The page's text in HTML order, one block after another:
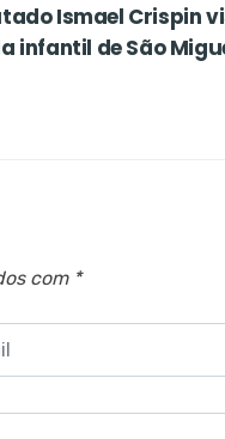
Ismael Crispin
infantil de São
com *